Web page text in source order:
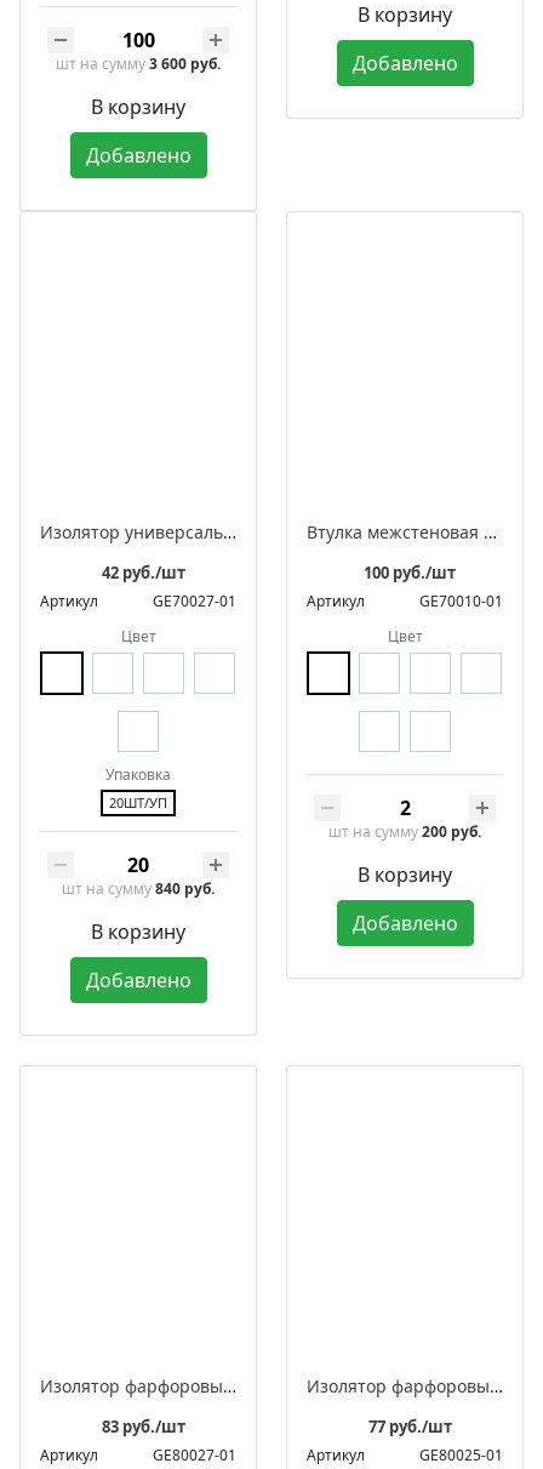
шт на сумму3 600 руб.
В корзину
Добавлено
В корзину
Добавлено
Изолятор универсальный фарфоровый ретро в комплекте с саморезами для 2-3 жильного провода
42 руб./шт
Артикул
GE70027-01
Цвет
Упаковка
20ШТ/УП
шт на сумму840 руб.
В корзину
Добавлено
Втулка межстеновая фарфоровая
100 руб./шт
Артикул
GE70010-01
Цвет
шт на сумму200 руб.
В корзину
Добавлено
Изолятор фарфоровый квадратный для монтажа витого ретро провода, в комплекте с саморезом
83 руб./шт
Артикул
GE80027-01
Изолятор фарфоровый квадратный для монтажа витого ретро провода
77 руб./шт
Артикул
GE80025-01